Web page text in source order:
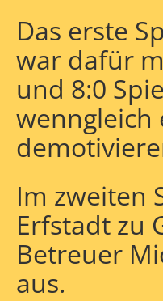
Das erste
war dafür
und 8:0
wenngleich
Im zweiten
Erfstadt zu
Betreuer
aus.